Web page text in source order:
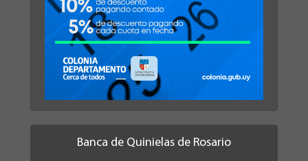
Banca de Quinielas de Rosario